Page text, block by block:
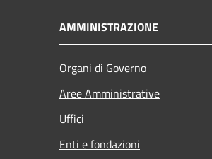
AMMINISTRAZIONE
Organi di Governo
Aree Amministrative
Uffici
Enti e fondazioni